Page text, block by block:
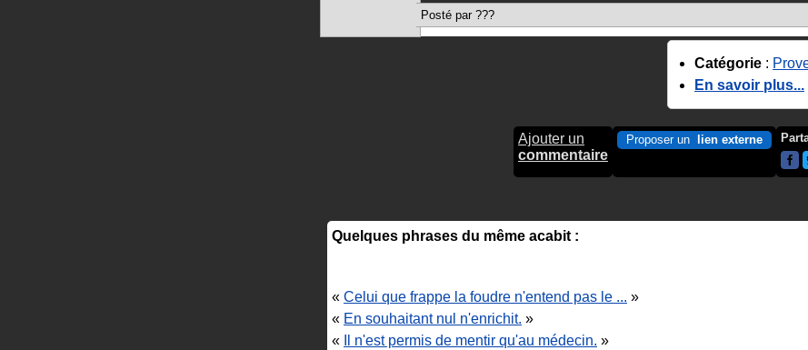
Posté par ???
Catégorie :
En savoir plus...
Ajouter un
commentaire
Proposer un lien externe
Quelques phrases du même acabit :
« Celui que frappe la foudre n'entend pas le ... »
« En souhaitant nul n'enrichit. »
«
Il n'est permis de mentir qu'au médecin. »